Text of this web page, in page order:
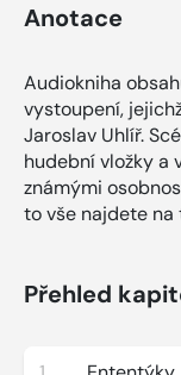
Anotace
Audiokniha
vystoupení,
Jaroslav Uhlíř.
hudební vložky a
známými
to vše najdete na
Přehled